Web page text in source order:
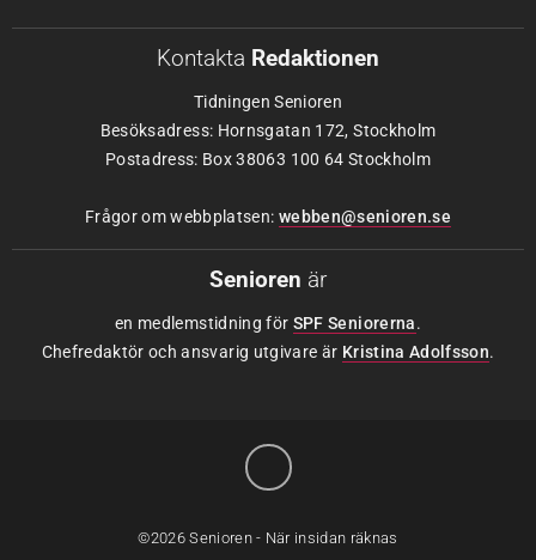
Kontakta Redaktionen
Tidningen Senioren
Besöksadress: Hornsgatan 172, Stockholm
Postadress: Box 38063 100 64 Stockholm
Frågor om webbplatsen: webben@senioren.se
Senioren är
en medlemstidning för SPF Seniorerna.
Chefredaktör och ansvarig utgivare är Kristina Adolfsson.
©2026 Senioren - När insidan räknas